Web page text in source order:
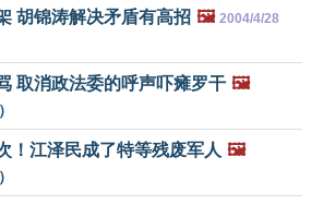
胡锦涛解决矛盾有高招 🖼️ 2004/4/28
取消政法委的呼声吓瘫罗干 🖼️
！江泽民成了特等残废军人 🖼️